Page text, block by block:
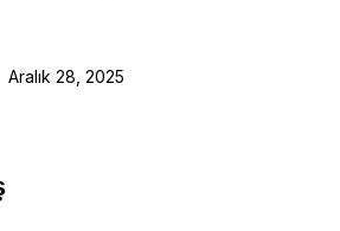
Aralık 28, 2025